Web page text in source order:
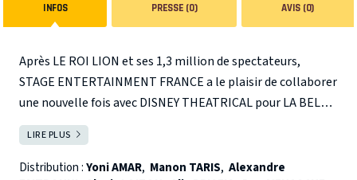
INFOS PRESSE (0) AVIS (0)
Après LE ROI LION et ses 1,3 million de spectateurs,
STAGE ENTERTAINMENT FRANCE a le plaisir de collaborer
une nouvelle fois avec DISNEY THEATRICAL pour LA BELLE
ET LA BETE qui investira le théâtre Mogador à partir de
l’automne prochain. Ce mythe français universel, issu d’un
conte publié en 1756, puis du long-métrage d’animation
LIRE PLUS
Distribution :Yoni AMAR, Manon TARIS, Alexandre